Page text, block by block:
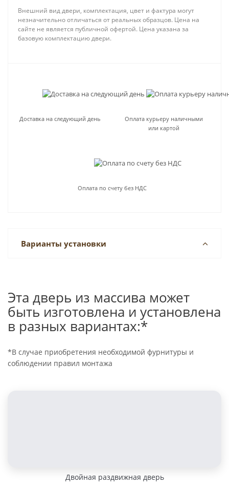
Внешний вид двери, комплектация, цвет и фактура могут
незначительно отличаться от реальных образцов. Цена на
сайте не является публичной офертой. Цена указана за
базовую комплектацию двери.
Доставка на следующий день
Оплата курьеру наличными
или картой
Оплата по счету без НДС
Варианты установки
Эта дверь из массива может
быть изготовлена и установлена
в разных вариантах:*
*В случае приобретения необходимой фурнитуры и
соблюдении правил монтажа
Двойная раздвижная дверь